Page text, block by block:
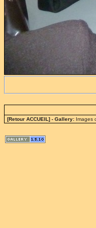
[Retour ACCUEIL] - Gallery: Images